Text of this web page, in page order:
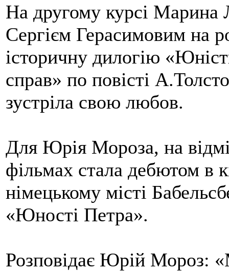
На другому курсі Марина
Сергієм Герасимовим на
історичну дилогію
справ» по повісті
зустріла свою любов.
Для Юрія Мороза, на
фільмах стала дебютом в
німецькому місті
«Юності Петра».
Розповідає Юрій Мороз: